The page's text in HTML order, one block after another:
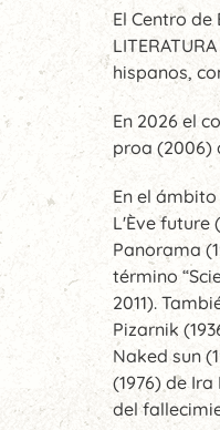
El Centro de
hispanos,
En 2026 el
proa (2006)
En el
L'Ève future
Panorama
término
2011).
Pizarnik
Naked sun
(1976) de
del